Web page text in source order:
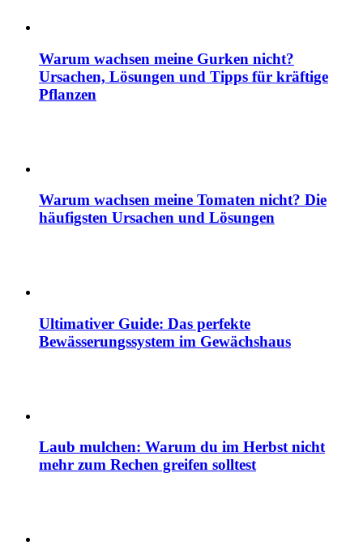
Warum wachsen meine Gurken nicht?
Ursachen, Lösungen und Tipps für kräftige
Pflanzen
Warum wachsen meine Tomaten nicht? Die
häufigsten Ursachen und Lösungen
Ultimativer Guide: Das perfekte
Bewässerungssystem im Gewächshaus
Laub mulchen: Warum du im Herbst nicht
mehr zum Rechen greifen solltest